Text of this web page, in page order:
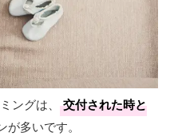
ングは、
交付された時と
多いです。